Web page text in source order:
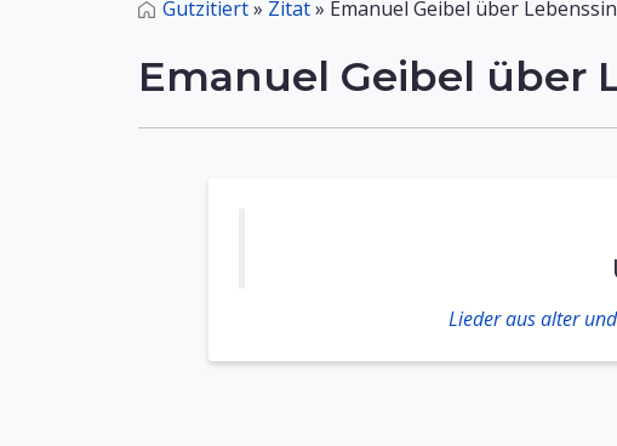
Gutzitiert» Zitat» Emanuel Geibel über
Emanuel Geibel über
Lieder aus alter